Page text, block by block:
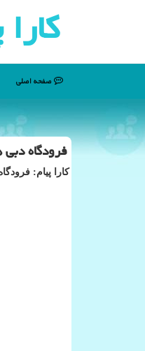
صفحه اصلی
فرودگاه دبی
کارا پیام: